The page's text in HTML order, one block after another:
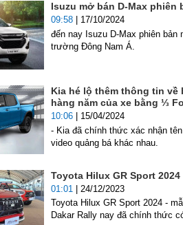
Isuzu mở bán D-Max phiên
09:58 | 17/10/2024
đến nay Isuzu D-Max phiên
trường Đông Nam Á.
Kia hé lộ thêm thông tin về
hàng năm của xe bằng ⅓
10:06 | 15/04/2024
- Kia đã chính thức xác nhận
video quảng bá khác nhau.
Toyota Hilux GR Sport
01:01 | 24/12/2023
Toyota Hilux GR Sport 2024 -
Dakar Rally nay đã chính thức